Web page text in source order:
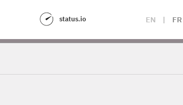
status.io EN | FR